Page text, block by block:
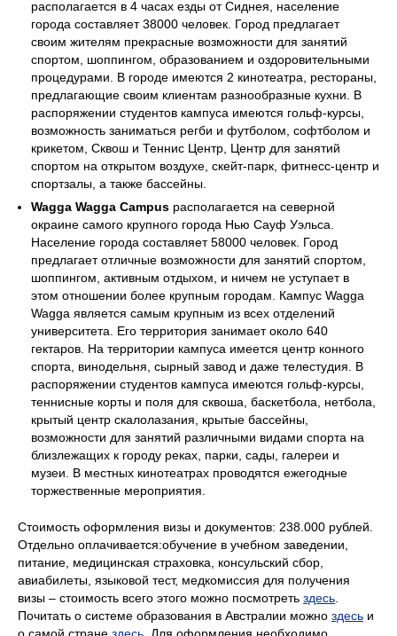
располагается в 4 часах езды от Сиднея, население
города составляет 38000 человек. Город предлагает
своим жителям прекрасные возможности для занятий
спортом, шоппингом, образованием и оздоровительными
процедурами. В городе имеются 2 кинотеатра, рестораны,
предлагающие своим клиентам разнообразные кухни. В
распоряжении студентов кампуса имеются гольф-курсы,
возможность заниматься регби и футболом, софтболом и
крикетом, Сквош и Теннис Центр, Центр для занятий
спортом на открытом воздухе, скейт-парк, фитнесс-центр и
спортзалы, а также бассейны.
Wagga Wagga Campus располагается на северной
окраине самого крупного города Нью Сауф Уэльса.
Население города составляет 58000 человек. Город
предлагает отличные возможности для занятий спортом,
шоппингом, активным отдыхом, и ничем не уступает в
этом отношении более крупным городам. Кампус Wagga
Wagga является самым крупным из всех отделений
университета. Его территория занимает около 640
гектаров. На территории кампуса имеется центр конного
спорта, винодельня, сырный завод и даже телестудия. В
распоряжении студентов кампуса имеются гольф-курсы,
теннисные корты и поля для сквоша, баскетбола, нетбола,
крытый центр скалолазания, крытые бассейны,
возможности для занятий различными видами спорта на
близлежащих к городу реках, парки, сады, галереи и
музеи. В местных кинотеатрах проводятся ежегодные
торжественные мероприятия.
Стоимость оформления визы и документов: 238.000 рублей.
Отдельно оплачивается:обучение в учебном заведении,
питание, медицинская страховка, консульский сбор,
авиабилеты, языковой тест, медкомиссия для получения
визы – стоимость всего этого можно посмотреть здесь
Почитать о системе образования в Австралии можно здесь и